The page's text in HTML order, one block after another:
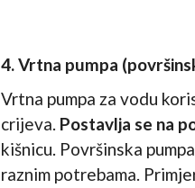
4.Vrtna pumpa
Vrtna pumpa za vodu
crijeva. Postavlja se na
kišnicu. Površinska
raznim potrebama.